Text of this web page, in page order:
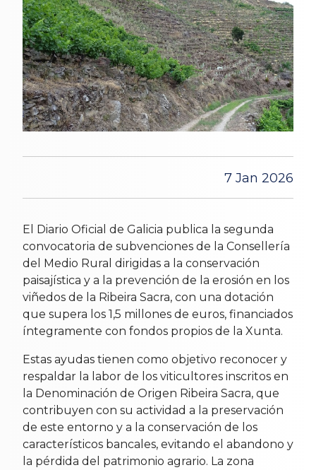
7 Jan 2026
El Diario Oficial de Galicia publica la segunda
convocatoria de subvenciones de la Consellería
del Medio Rural dirigidas a la conservación
paisajística y a la prevención de la erosión en los
viñedos de la Ribeira Sacra, con una dotación
que supera los 1,5 millones de euros, financiados
íntegramente con fondos propios de la Xunta.
Estas ayudas tienen como objetivo reconocer y
respaldar la labor de los viticultores inscritos en
la Denominación de Origen Ribeira Sacra, que
contribuyen con su actividad a la preservación
de este entorno y a la conservación de los
característicos bancales, evitando el abandono y
la pérdida del patrimonio agrario. La zona